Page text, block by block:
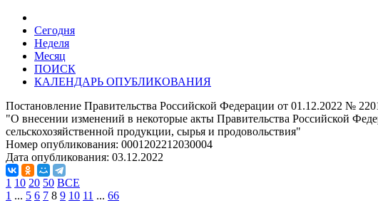
Сегодня
Неделя
Месяц
ПОИСК
КАЛЕНДАРЬ ОПУБЛИКОВАНИЯ
Постановление Правительства Российской Федерации от 01.12.2022 №
"О внесении изменений в некоторые акты Правительства Российской
сельскохозяйственной продукции, сырья и продовольствия"
Номер опубликования: 0001202212030004
Дата опубликования: 03.12.2022
1 10 20 50 ВСЕ
1 ... 5 6 7 8 9 10 11 ... 66